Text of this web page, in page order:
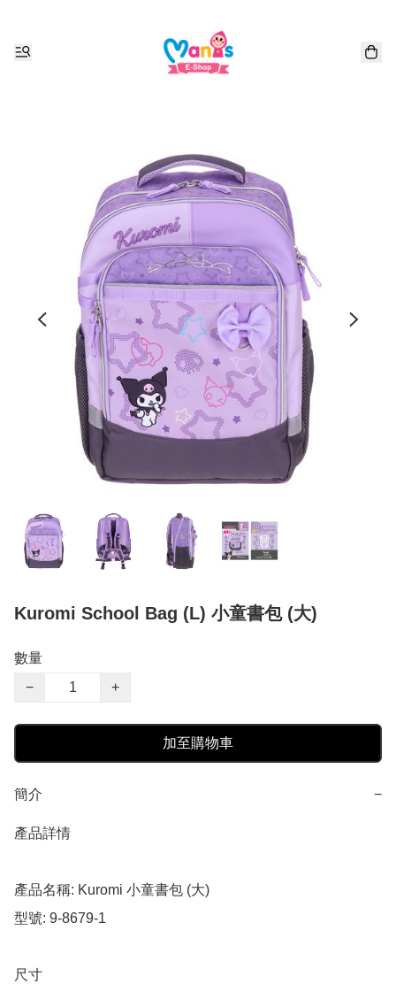
Kuromi School Bag (L) 小童書包 (大)
數量
−
+
加至購物車
簡介 −
產品詳情
產品名稱: Kuromi 小童書包 (大)
型號: 9-8679-1
尺寸